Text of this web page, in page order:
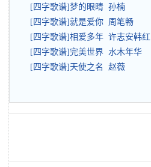
[四字歌谱]梦的眼睛 孙楠
[四字歌谱]就是爱你 周笔畅
[四字歌谱]相爱多年 许志安韩红
[四字歌谱]完美世界 水木年华
[四字歌谱]天使之名 赵薇